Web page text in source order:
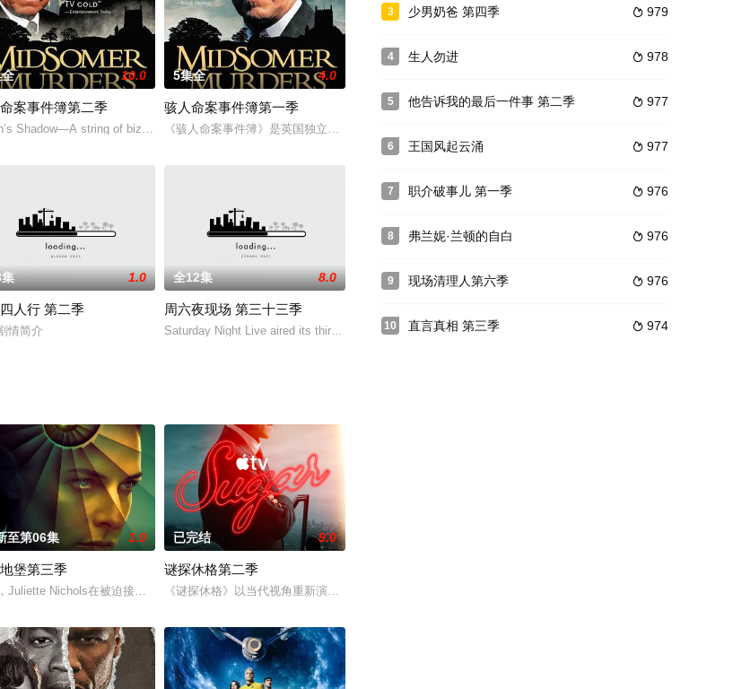
from fo
10.0
案事件簿第二季
Shadow—A string of bizarre murders leads to t
5集全 4.0
骇人命案事件簿第一季
《骇人命案事件簿》是英国独立电视台制作的一部长青推理电影集，取材于英国当代推理小说家Caroline Gr
（Leila
舞人心的竞赛，以及坚定，热情和无比熟练的竞争者，他们将这一切变成了
1.0
人行 第二季
情简介
全12集 8.0
周六夜现场 第三十三季
Saturday Night Live aired its thirty-third season, du
鲁姆，他弄坏了一个谢尔顿和莱纳德制造的设备，意外导致了多元宇宙的
至第06集 1.0
堡第三季
Juliette Nichols在被迫接受“净化”后幸存下来，但记忆却已丧失，而地堡正从叛乱中恢复，
已完结 9.0
谜探休格第二季
《谜探休格》以当代视角重新演绎了文学、电影和电视史上最受欢迎且意义重大的题材之一——私家侦探故事
3  979
少男奶爸 第四季
4  978
生人勿进
5  977
他告诉我的最后一件事 第二季
6  977
王国风起云涌
7  976
职介破事儿 第一季
8  976
弗兰妮·兰顿的自白
9  976
现场清理人第六季
10  974
直言真相 第三季